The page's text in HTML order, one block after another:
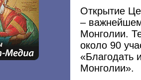
Открытие
–
Монголии.
около 90
«Благодать
Монголии».